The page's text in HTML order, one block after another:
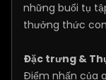
những buổi tụ
thưởng thức
Đặc trưng &
Điểm nhấn của